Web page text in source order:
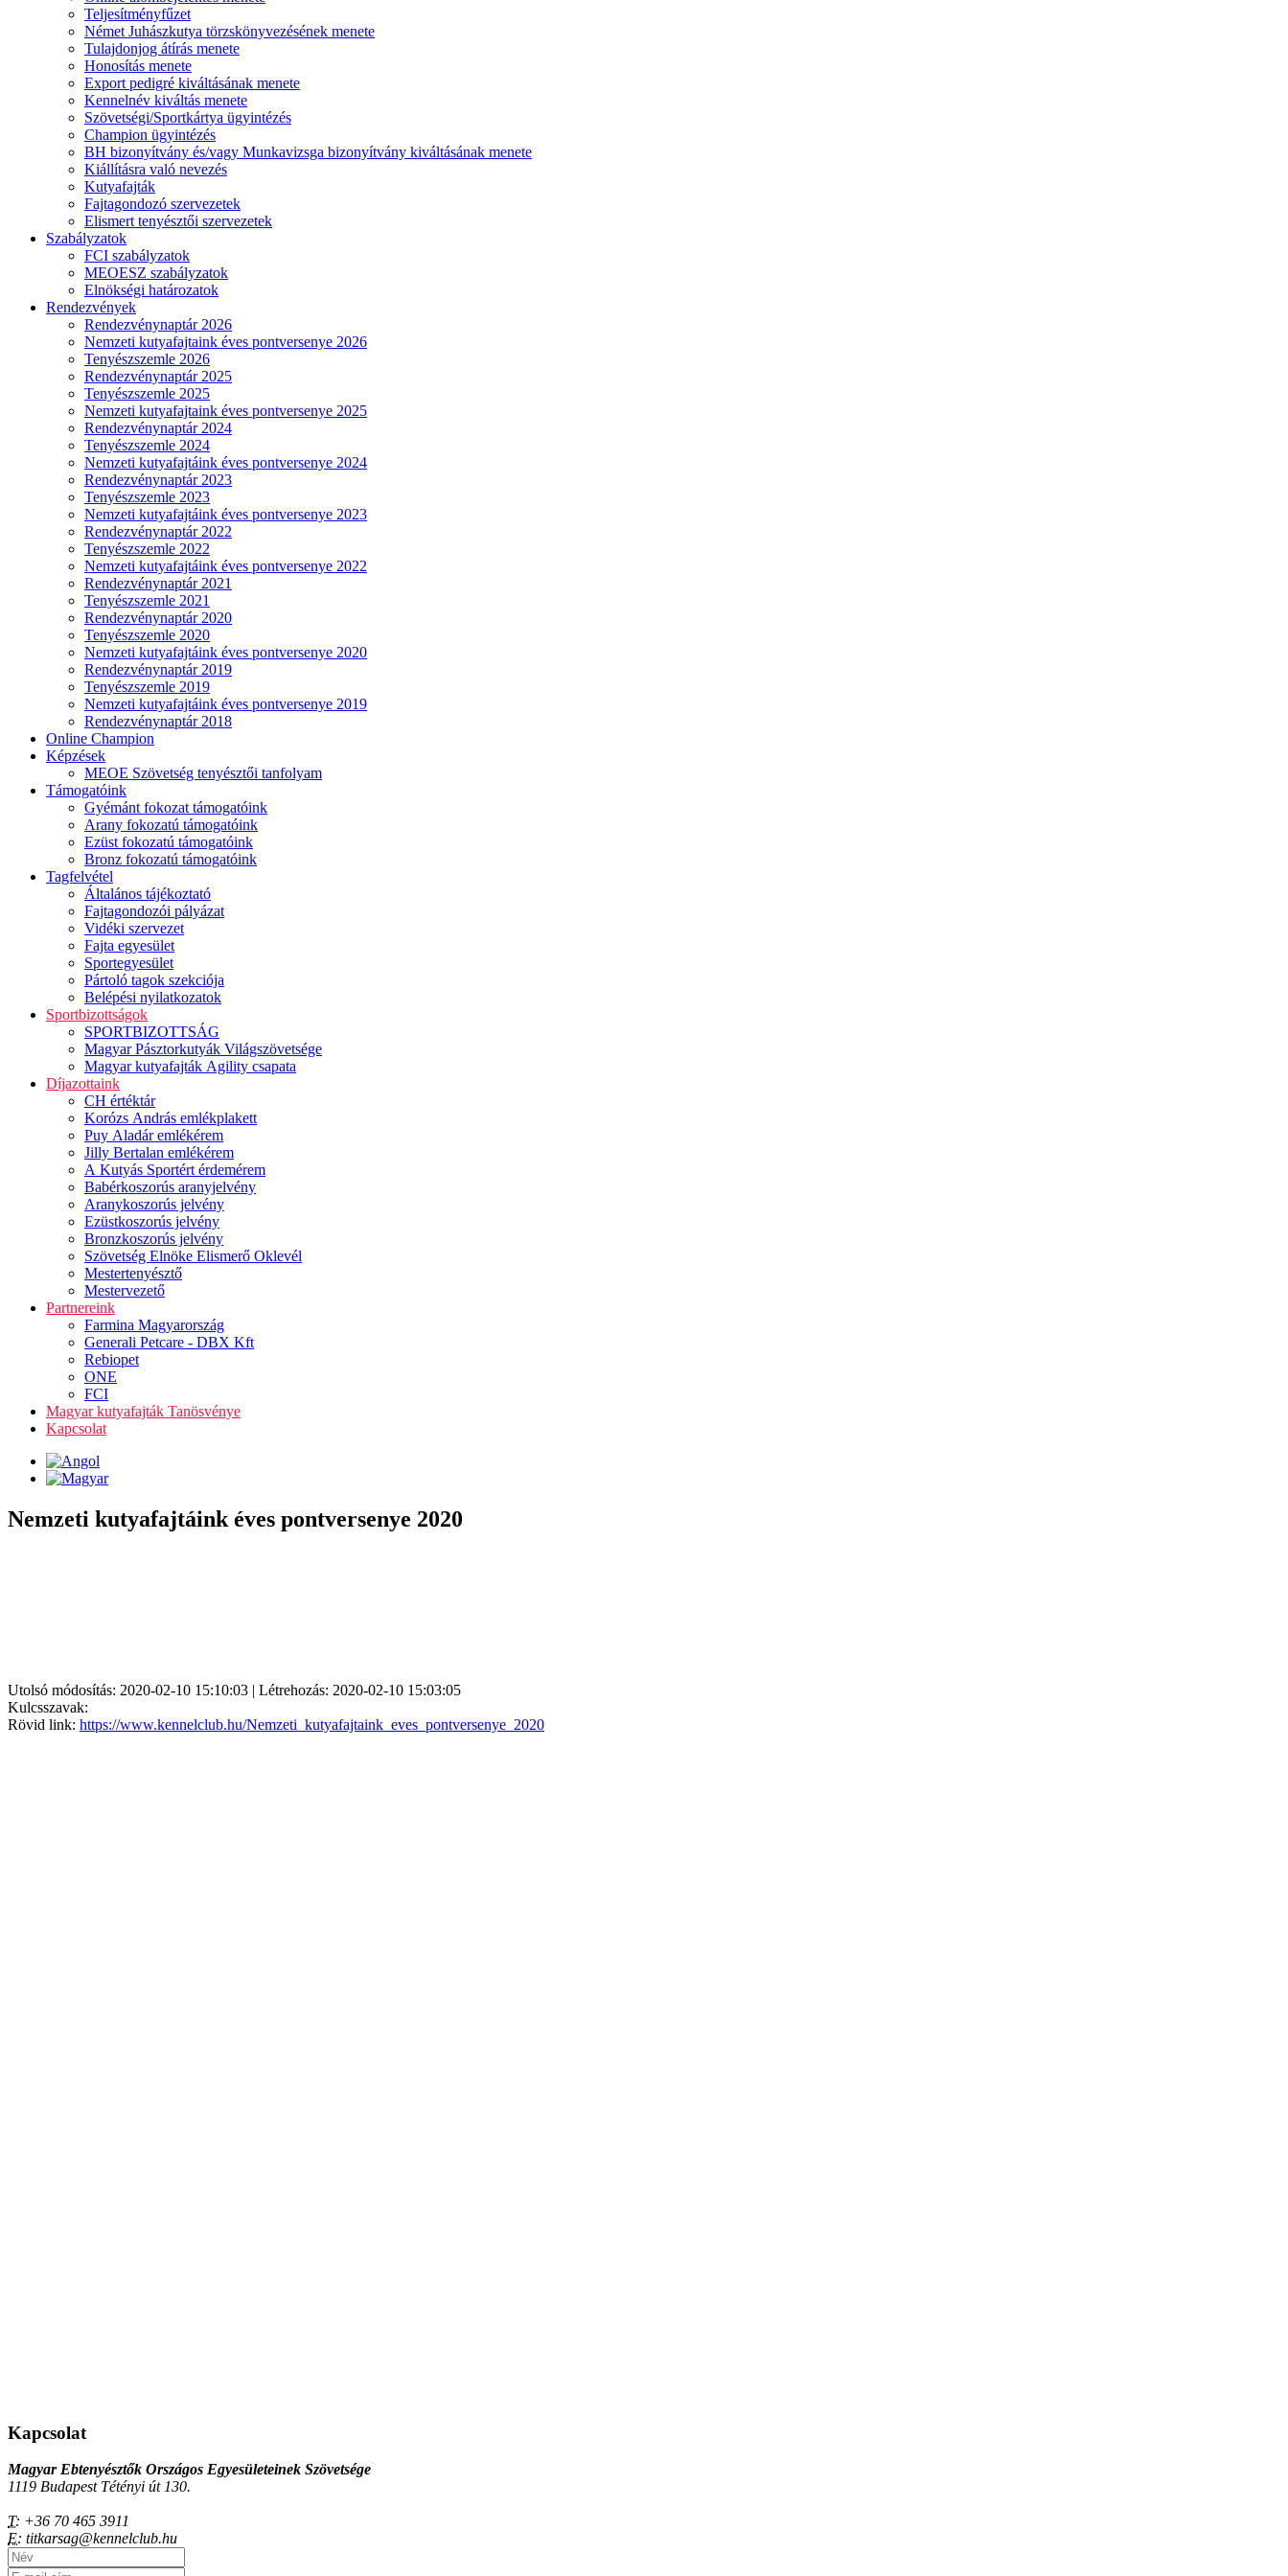
Teljesítményfűzet
Német Juhászkutya törzskönyvezésének menete
Tulajdonjog átírás menete
Honosítás menete
Export pedigré kiváltásának menete
Kennelnév kiváltás menete
Szövetségi/Sportkártya ügyintézés
Champion ügyintézés
BH bizonyítvány és/vagy Munkavizsga bizonyítvány kiváltásának menete
Kiállításra való nevezés
Kutyafajták
Fajtagondozó szervezetek
Elismert tenyésztői szervezetek
Szabályzatok
FCI szabályzatok
MEOESZ szabályzatok
Elnökségi határozatok
Rendezvények
Rendezvénynaptár 2026
Nemzeti kutyafajtaink éves pontversenye 2026
Tenyészszemle 2026
Rendezvénynaptár 2025
Tenyészszemle 2025
Nemzeti kutyafajtaink éves pontversenye 2025
Rendezvénynaptár 2024
Tenyészszemle 2024
Nemzeti kutyafajtáink éves pontversenye 2024
Rendezvénynaptár 2023
Tenyészszemle 2023
Nemzeti kutyafajtáink éves pontversenye 2023
Rendezvénynaptár 2022
Tenyészszemle 2022
Nemzeti kutyafajtáink éves pontversenye 2022
Rendezvénynaptár 2021
Tenyészszemle 2021
Rendezvénynaptár 2020
Tenyészszemle 2020
Nemzeti kutyafajtáink éves pontversenye 2020
Rendezvénynaptár 2019
Tenyészszemle 2019
Nemzeti kutyafajtáink éves pontversenye 2019
Rendezvénynaptár 2018
Online Champion
Képzések
MEOE Szövetség tenyésztői tanfolyam
Támogatóink
Gyémánt fokozat támogatóink
Arany fokozatú támogatóink
Ezüst fokozatú támogatóink
Bronz fokozatú támogatóink
Tagfelvétel
Általános tájékoztató
Fajtagondozói pályázat
Vidéki szervezet
Fajta egyesület
Sportegyesület
Pártoló tagok szekciója
Belépési nyilatkozatok
Sportbizottságok
SPORTBIZOTTSÁG
Magyar Pásztorkutyák Világszövetsége
Magyar kutyafajták Agility csapata
Díjazottaink
CH értéktár
Korózs András emlékplakett
Puy Aladár emlékérem
Jilly Bertalan emlékérem
A Kutyás Sportért érdemérem
Babérkoszorús aranyjelvény
Aranykoszorús jelvény
Ezüstkoszorús jelvény
Bronzkoszorús jelvény
Szövetség Elnöke Elismerő Oklevél
Mestertenyésztő
Mestervezető
Partnereink
Farmina Magyarország
Generali Petcare - DBX Kft
Rebiopet
ONE
FCI
Magyar kutyafajták Tanösvénye
Kapcsolat
Nemzeti kutyafajtáink éves pontversenye 2020
Utolsó módosítás: 2020-02-10 15:10:03 | Létrehozás: 2020-02-10 15:03:05
Kulcsszavak:
Rövid link: https://www.kennelclub.hu/Nemzeti_kutyafajtaink_eves_pontversenye_2020
Kapcsolat
Magyar Ebtenyésztők Országos Egyesületeinek Szövetsége
1119 Budapest Tétényi út 130.
T: +36 70 465 3911
E: titkarsag@kennelclub.hu